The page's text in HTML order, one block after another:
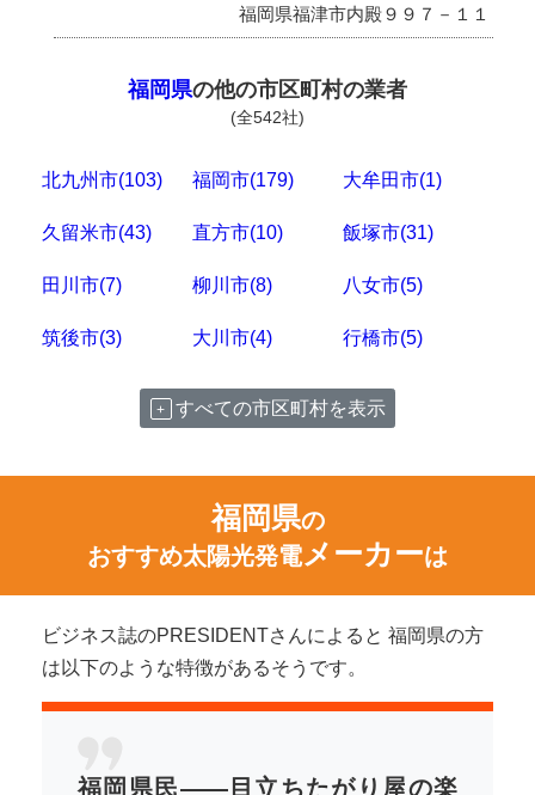
福岡県福津市内殿９９７－１１
福岡県の他の市区町村の業者
(全542社)
北九州市(103) 福岡市(179) 大牟田市(1)
久留米市(43) 直方市(10) 飯塚市(31)
田川市(7) 柳川市(8) 八女市(5)
筑後市(3) 大川市(4) 行橋市(5)
すべての市区町村を表示
福岡県の
おすすめ太陽光発電メーカーは
ビジネス誌のPRESIDENTさんによると 福岡県の方
は以下のような特徴があるそうです。
福岡県民――目立ちたがり屋の楽